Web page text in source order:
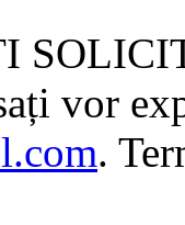
vor
.